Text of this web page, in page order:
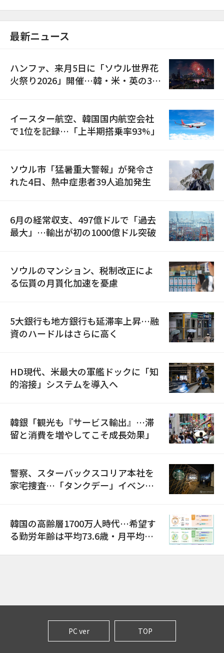
最新ニュース
ハンファ、来月5日に「ソウル世界花
火祭り2026」開催…韓・米・英の3カ
イースター航空、韓国国内航空会社
で1位を記録…「上半期搭乗率93%」
ソウル市「猛暑重大警報」が発令さ
れた4日、熱中症患者39人追加発生
6月の経常収支、497億ドルで「過去
最大」…輸出が初の1000億ドル突破
ソウルのマンション、税制改正によ
る伝貰の月貰化加速を憂慮
5大銀行も地方銀行も延滞率上昇…融
資のハードルはさらに高く
HD現代、米最大の軍艦ドックに「知
的溶接」システムを導入へ
韓銀「観光も『サービス輸出』…滞
留と消費を増やしてこそ成長効果」
警察、スターバックスコリア本社を
家宅捜査…「タンクデー」イベント
韓国の高齢層1700万人時代…希望す
る勤労年齢は平均73.6歳・月平均賃
PC ver TOP